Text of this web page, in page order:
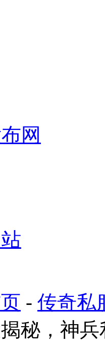
网
- 传奇私
秘，神